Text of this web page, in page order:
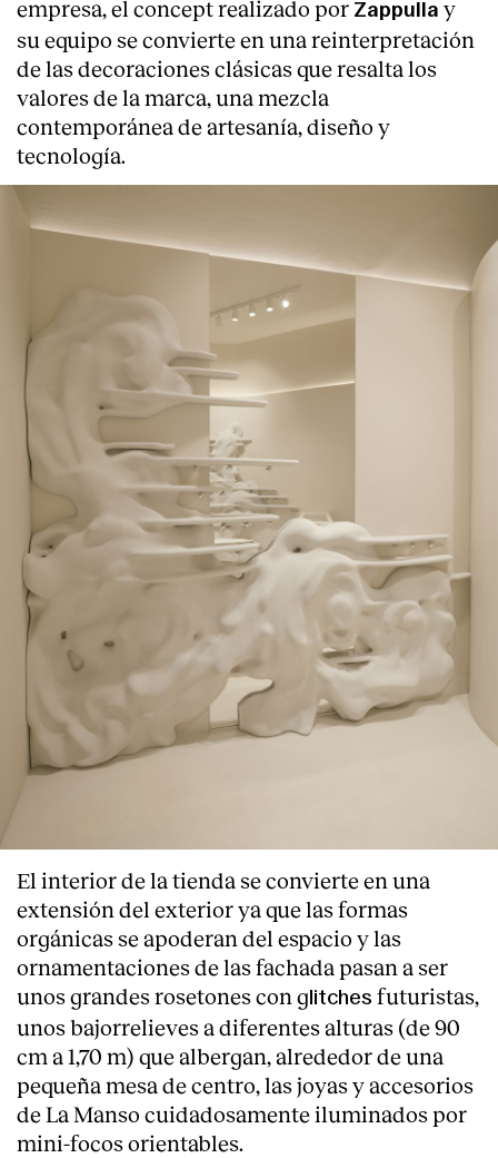
empresa, el concept realizado por Zappulla y
su equipo se convierte en una reinterpretación
de las decoraciones clásicas que resalta los
valores de la marca, una mezcla
contemporánea de artesanía, diseño y
tecnología.
El interior de la tienda se convierte en una
extensión del exterior ya que las formas
orgánicas se apoderan del espacio y las
ornamentaciones de las fachada pasan a ser
unos grandes rosetones con g litches futuristas,
unos bajorrelieves a diferentes alturas (de 90
cm a 1,70 m) que albergan, alrededor de una
pequeña mesa de centro, las joyas y accesorios
de La Manso cuidadosamente iluminados por
mini-focos orientables.